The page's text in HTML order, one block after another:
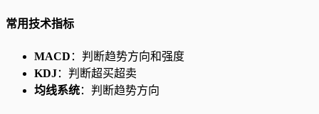
常用技术指标
MACD ：判断趋势方向和强度
KDJ：判断超买超卖
均线系统：判断趋势方向